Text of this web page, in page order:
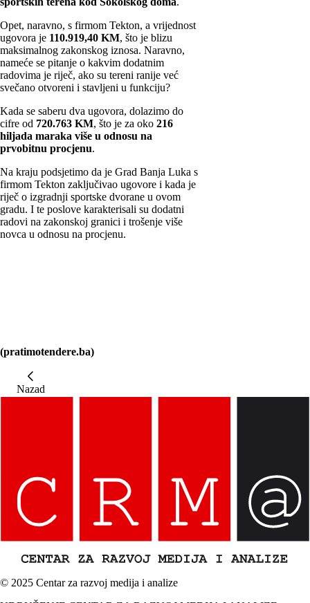
Opet, naravno, s firmom Tekton, a vrijednost
ugovora je 110.919,40 KM, što je blizu
maksimalnog zakonskog iznosa. Naravno,
nameće se pitanje o kakvim dodatnim
radovima je riječ, ako su tereni ranije već
svečano otvoreni i stavljeni u funkciju?
Kada se saberu dva ugovora, dolazimo do
cifre od 720.763 KM, što je za oko 216
hiljada maraka više u odnosu na
prvobitnu procjenu.
Na kraju podsjetimo da je Grad Banja Luka s
firmom Tekton zaključivao ugovore i kada je
riječ o izgradnji sportske dvorane u ovom
gradu. I te poslove karakterisali su dodatni
radovi na zakonskoj granici i trošenje više
novca u odnosu na procjenu.
(pratimotendere.ba)
Nazad
© 2025 Centar za razvoj medija i analize